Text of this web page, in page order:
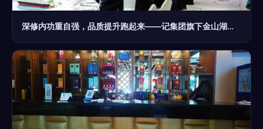
深修内功重自强，品质提升跑起来——记集团旗下金山湖酒店管理公司第四届职工技能大赛